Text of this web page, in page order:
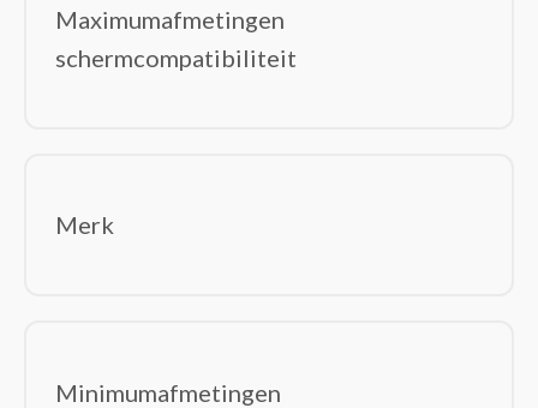
Maximumafmetingen
schermcompatibiliteit
Merk
Minimumafmetingen